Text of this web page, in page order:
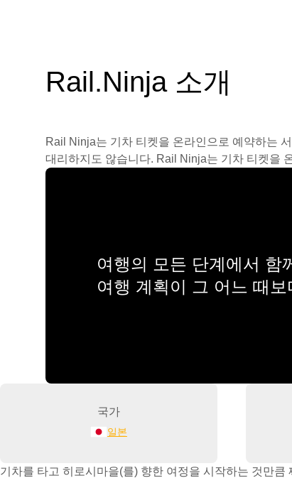
Rail.Ninja 소개
Rail Ninja는 기차 티켓을 온라인으로 예약하는
대리하지도 않습니다. Rail Ninja는 기차 티켓을
여행의 모든 단계에서
여행 계획이 그 어느 때
국가
일본
기차를 타고 히로시마을(를) 향한 여정을 시작하는 것만